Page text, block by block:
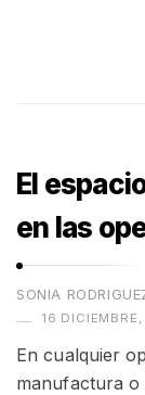
El
en las
SONIA
16
En cualquier
manufactura